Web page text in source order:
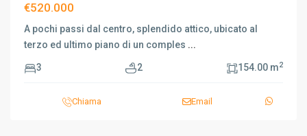
€520.000
A pochi passi dal centro, splendido attico, ubicato al
terzo ed ultimo piano di un comples ...
3 2 154.00 m2
Chiama Email